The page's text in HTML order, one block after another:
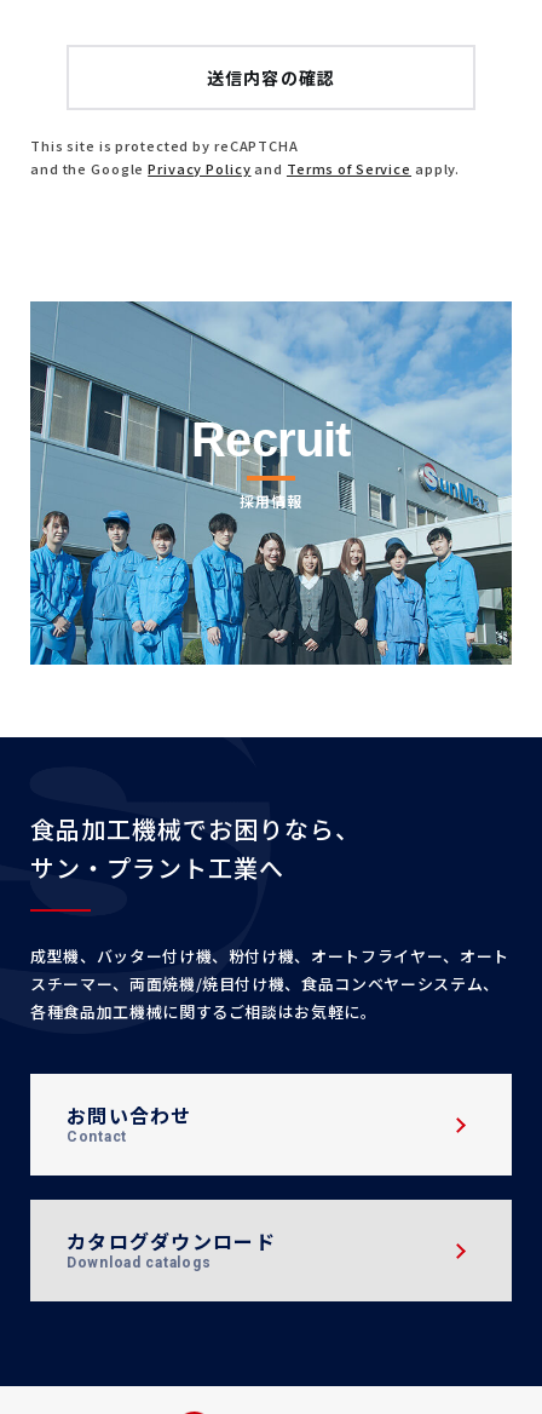
ご挨拶状をお届けするため。
その他当社サービスを提供するため。
電話・電子メール・郵送等各種媒体によりサービ
スに関する販売推奨・アンケート調査及び、景品
備、従業員の教育、並びに個人情報への不正アクセスや
個人情報の紛失、破壊、改ざん及び漏洩防止に関する適
切な措置を行い、またその見直しを継続して図ることに
より、個人情報の保護に努めてまいります。
4. サン・プラント工業株式会社は、お客様の個人情報に
ついては、上記利用目的を達成するため、業務委託先又
は提携先に委託する場合がございます。
その場合は、個人情報の保護が十分に図られている企業
を選定し、個人情報保護の契約を締結する等、必要かつ
適切な処置を実施いたします。なお、法令等に基づき、
裁判所・警察機関等の公的機関から開示の要請があった
This site is protected by reCAPTCHA
and the GooglePrivacy Policyand Terms of Service apply.
Recruit
採用情報
食品加工機械でお困りなら、
サン・プラント工業へ
成型機、バッター付け機、粉付け機、オートフライヤー、 オート
スチーマー、両面焼機/焼目付け機、食品コンベヤーシステム、
各種食品加工機械に関するご相談はお気軽に。
お問い合わせ
Contact
カタログダウンロード
Download catalogs